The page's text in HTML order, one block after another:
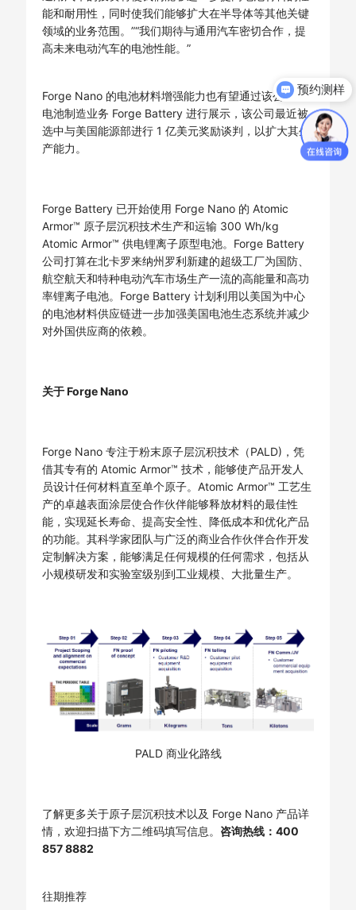
能和耐用性，同时使我们能够扩大在半导体等其他关键
领域的业务范围。”“我们期待与通用汽车密切合作，提
高未来电动汽车的电池性能。”
Forge Nano 的电池材料增强能力也有望通过该公司的
电池制造业务 Forge Battery 进行展示，该公司最近被
选中与美国能源部进行 1 亿美元奖励谈判，以扩大其生
产能力。
Forge Battery 已开始使用 Forge Nano 的 Atomic
Armor™ 原子层沉积技术生产和运输 300 Wh/kg
Atomic Armor™ 供电锂离子原型电池。Forge Battery
公司打算在北卡罗来纳州罗利新建的超级工厂为国防、
航空航天和特种电动汽车市场生产一流的高能量和高功
率锂离子电池。Forge Battery 计划利用以美国为中心
的电池材料供应链进一步加强美国电池生态系统并减少
对外国供应商的依赖。
关于 Forge Nano
Forge Nano 专注于粉末原子层沉积技术（PALD)，凭
借其专有的 Atomic Armor™ 技术，能够使产品开发人
员设计任何材料直至单个原子。Atomic Armor™ 工艺生
产的卓越表面涂层使合作伙伴能够释放材料的最佳性
能，实现延长寿命、提高安全性、降低成本和优化产品
的功能。其科学家团队与广泛的商业合作伙伴合作开发
定制解决方案，能够满足任何规模的任何需求，包括从
小规模研发和实验室级别到工业规模、大批量生产。
PALD 商业化路线
了解更多关于原子层沉积技术以及 Forge Nano 产品详
情，欢迎扫描下方二维码填写信息。 咨询热线：400
857 8882
往期推荐
预约测样